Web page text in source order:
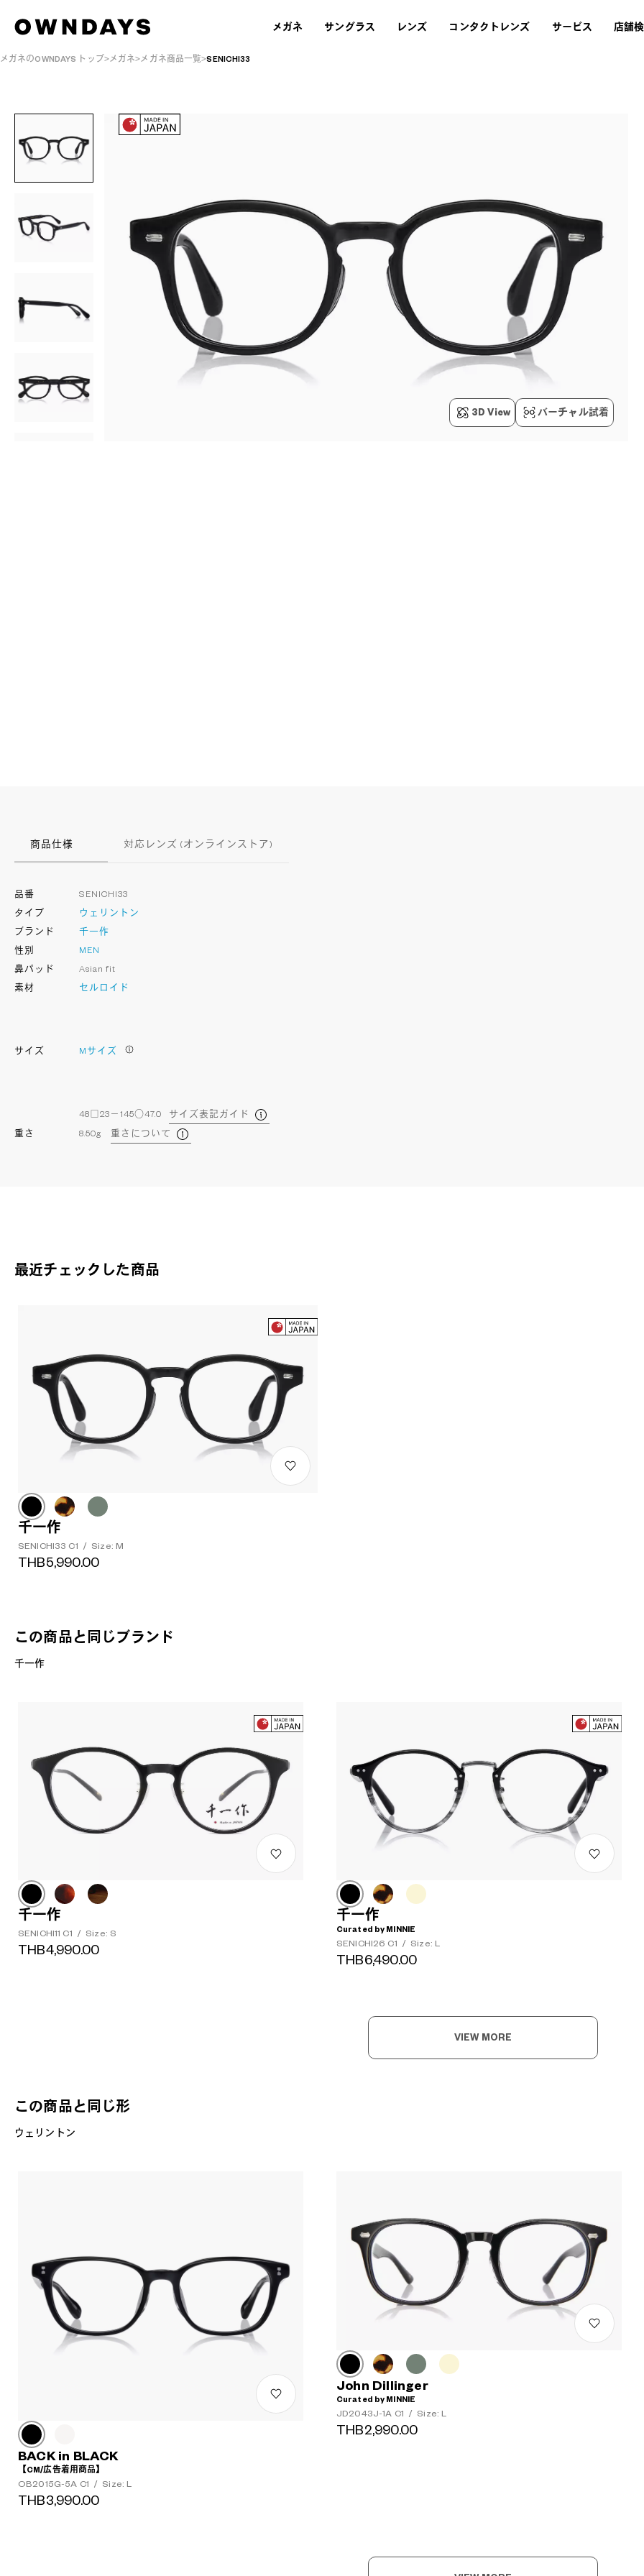
メガネ サングラス レンズ コンタクトレンズ サービス 店舗
メガネのOWNDAYS トップ メガネ メガネ商品一覧 SENICHI33
3D View バーチャル試着
商品仕様 対応レンズ (オンラインストア)
品番 SENICHI33
タイプ ウェリントン
ブランド 千一作
性別 MEN
鼻パッド Asian fit
素材 セルロイド
サイズ Mサイズ
48□23－145○47.0 サイズ表記ガイド
重さ 8.50g 重さについて
最近チェックした商品
千一作
SENICHI33 C1 / Size: M
THB5,990.00
この商品と同じブランド
千一作
千一作
SENICHI11 C1 / Size: S
THB4,990.00
千一作
Curated by MINNIE
SENICHI26 C1 / Size: L
THB6,490.00
VIEW MORE
この商品と同じ形
ウェリントン
BACK in BLACK
【CM/広告着用商品】
OB2015G-5A C1 / Size: L
THB3,990.00
John Dillinger
Curated by MINNIE
JD2043J-1A C1 / Size: L
THB2,990.00